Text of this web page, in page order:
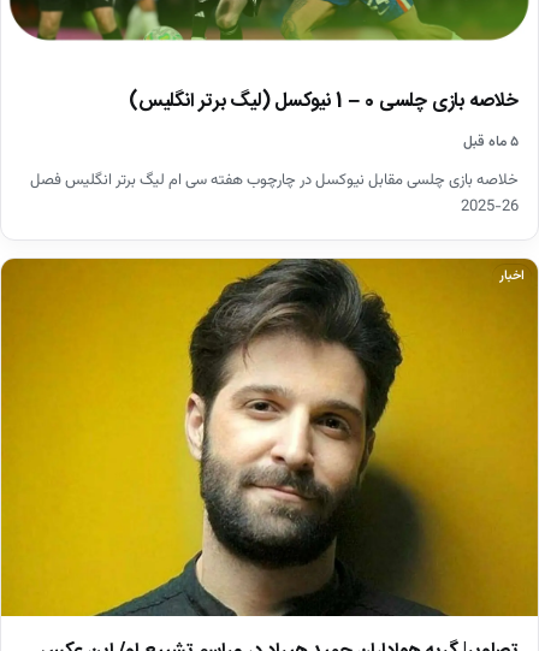
خلاصه بازی چلسی 0 – 1 نیوکسل (لیگ برتر انگلیس)
۵ ماه قبل
خلاصه بازی چلسی مقابل نیوکسل در چارچوب هفته سی ام لیگ برتر انگلیس فصل
26-2025
اخبار